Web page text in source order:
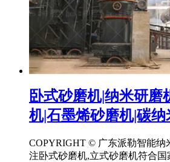
卧式砂磨机|纳米研磨
机|石墨烯砂磨机|碳纳
COPYRIGHT © 广东派勒智能纳
注卧式砂磨机,立式砂磨机符合